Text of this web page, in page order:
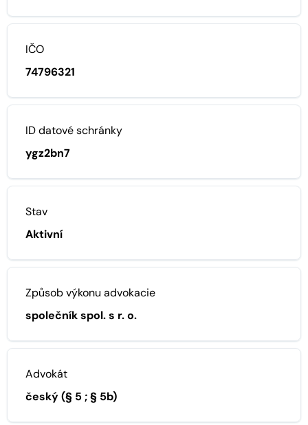
IČO
74796321
ID datové schránky
ygz2bn7
Stav
Aktivní
Způsob výkonu advokacie
společník spol. s r. o.
Advokát
český (§ 5 ; § 5b)